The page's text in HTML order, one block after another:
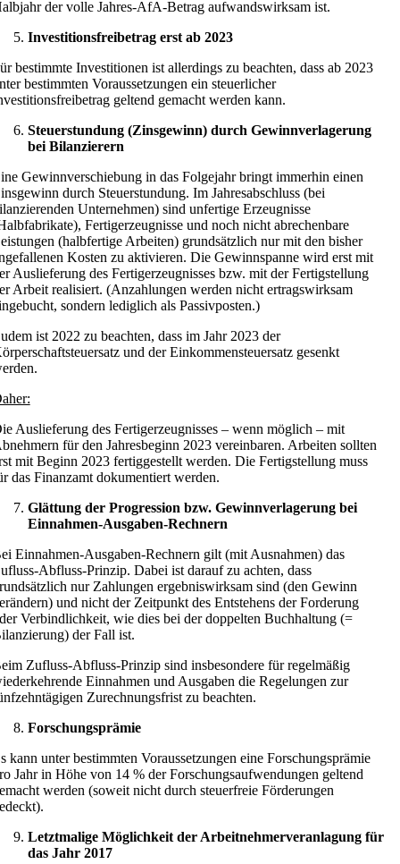
der volle Jahres-AfA-Betrag aufwandswirksam ist.
Investitionsfreibetrag erst ab 2023
bestimmte Investitionen ist allerdings zu beachten, dass ab 2023
bestimmten Voraussetzungen ein steuerlicher
geltend gemacht werden kann.
Steuerstundung (Zinsgewinn) durch Gewinnverlagerung
bei Bilanzierern
Gewinnverschiebung in das Folgejahr bringt immerhin einen
durch Steuerstundung. Im Jahresabschluss (bei
Unternehmen) sind unfertige Erzeugnisse
Fertigerzeugnisse und noch nicht abrechenbare
(halbfertige Arbeiten) grundsätzlich nur mit den bisher
Kosten zu aktivieren. Die Gewinnspanne wird erst mit
Auslieferung des Fertigerzeugnisses bzw. mit der Fertigstellung
Arbeit realisiert. (Anzahlungen werden nicht ertragswirksam
sondern lediglich als Passivposten.)
ist 2022 zu beachten, dass im Jahr 2023 der
und der Einkommensteuersatz gesenkt
Auslieferung des Fertigerzeugnisses – wenn möglich – mit
für den Jahresbeginn 2023 vereinbaren. Arbeiten sollten
mit Beginn 2023 fertiggestellt werden. Die Fertigstellung muss
das Finanzamt dokumentiert werden.
Glättung der Progression bzw. Gewinnverlagerung bei
Einnahmen-Ausgaben-Rechnern
Einnahmen-Ausgaben-Rechnern gilt (mit Ausnahmen) das
Abfluss-Prinzip. Dabei ist darauf zu achten, dass
nur Zahlungen ergebniswirksam sind (den Gewinn
und nicht der Zeitpunkt des Entstehens der Forderung
Verbindlichkeit, wie dies bei der doppelten Buchhaltung (=
der Fall ist.
Zufluss-Abfluss-Prinzip sind insbesondere für regelmäßig
Einnahmen und Ausgaben die Regelungen zur
Zurechnungsfrist zu beachten.
Forschungsprämie
kann unter bestimmten Voraussetzungen eine Forschungsprämie
Jahr in Höhe von 14 % der Forschungsaufwendungen geltend
werden (soweit nicht durch steuerfreie Förderungen
Letztmalige Möglichkeit der Arbeitnehmerveranlagung für
das Jahr 2017